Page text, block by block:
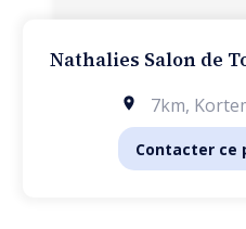
Nathalies Salon de
7km,
Contacter ce